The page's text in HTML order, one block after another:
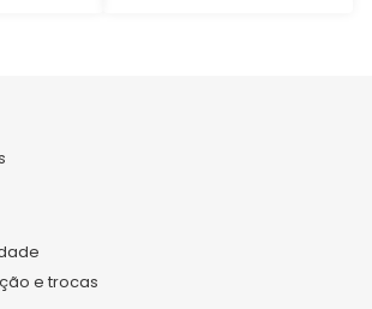
e trocas